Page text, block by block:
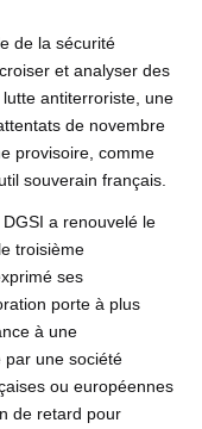
de la sécurité
et analyser des
antiterroriste, une
de novembre
provisoire, comme
souverain français.
a renouvelé le
troisième
ses
porte à plus
à une
par une société
ou européennes
de retard pour